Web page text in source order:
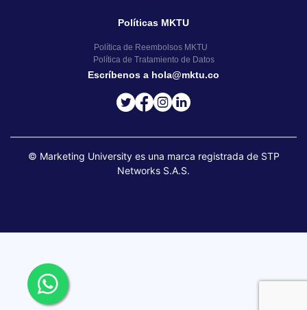
Políticas MKTU
Política de Reembolsos MKTU
Política de Tratamiento de Datos
Escríbenos a hola@mktu.co
© Marketing University es una marca registrada de STP
Networks S.A.S.